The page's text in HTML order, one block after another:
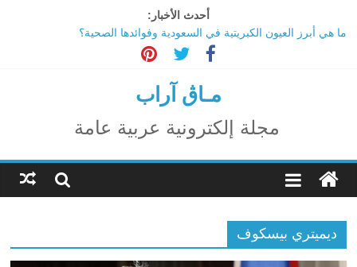
أحدث الأخبار:
ما هي أبرز العيون الكبريتية في السعودية وفوائدها الصحية؟
تاثير تقنية الميتافيرس على المجتمع
اكتشاف مدينة ضخمة تحت أهرامات الجيزة.. حقيقة أم خيال؟
ترامب: تقدم deepSeek الصينية في الذكاء الاصطناعي جرس إنذار
مـاڨ آراب
مجلة إلكترونية عربية عامة
ديميتري بيسكوف